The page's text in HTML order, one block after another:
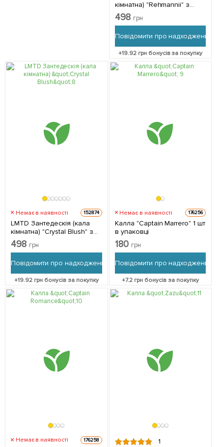
кімнатна) "Rehmannii" з
Нідерландів 1 саджанець в
упаковці (кімнатний)
498 грн
Повідомити про надходження
+19.92грн бонусів за покупку
Немає в наявності 152874
LMTD Зантедескія (кала
кімнатна) "Crystal Blush" з
Нідерландів 1 саджанець в
упаковці (кімнатний)
498 грн
Повідомити про надходження
+19.92грн бонусів за покупку
Немає в наявності 176256
Калла "Captain Marrero" 1 шт
в упаковці
180 грн
Повідомити про надходження
+7.2 грн бонусів за покупку
Немає в наявності 176258 1